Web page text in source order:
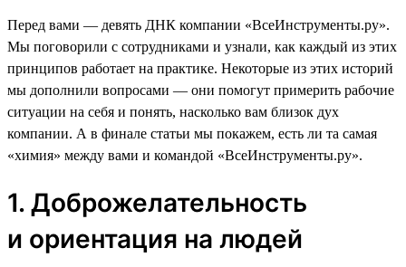
Перед вами — девять ДНК компании «ВсеИнструменты.ру».
Мы поговорили с сотрудниками и узнали, как каждый из этих
принципов работает на практике. Некоторые из этих историй
мы дополнили вопросами — они помогут примерить рабочие
ситуации на себя и понять, насколько вам близок дух
компании. А в финале статьи мы покажем, есть ли та самая
«химия» между вами и командой «ВсеИнструменты.ру».
1. Доброжелательность
и ориентация на людей